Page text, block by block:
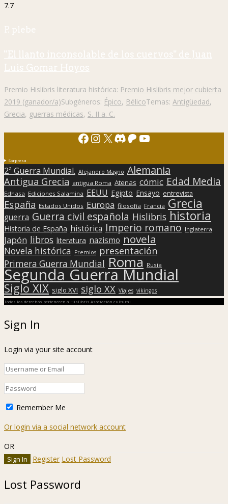
7.7
P. plebe
"El llanto inconsolable de los cuervos" de Juan
Luis Gomar Hoyos
Premio Hislibris literatura histórica: Premio Hislibris mejor cubierta
2019 (ganador/a)Subgéneros: Épico, BélicoTemas: Antigüedad,
Grecia, guerras médicas, S. II a. C.
Facebook
Instagram
X Discord
Patreon
YouTube
Sorpresa
2ª Guerra Mundial. Alejandro Magno Alemania
Antigua Grecia antigua Roma Atenas cómic Edad Media
Edhasa Ediciones Salamina EEUU Egipto Ensayo entrevista
España Estados Unidos Europa filosofía Francia Grecia
guerra Guerra civil española Hislibris historia
Historia de España histórica Imperio romano Inglaterra
Japón libros literatura nazismo novela
Novela histórica Premios presentación
Primera Guerra Mundial Roma Rusia
Segunda Guerra Mundial
Siglo XIX siglo XVI siglo XX Viajes vikingos
Todos los derechos pertenecen a Hislibris Asociación cultural
Sign In
Login via your site account
Remember Me
Or login via a social network account
OR
Register Lost Password
Lost Password